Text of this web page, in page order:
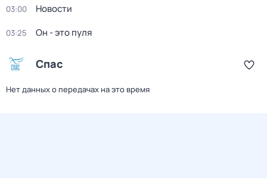
03:00 Новости
03:25 Он - это пуля
Спас
Нет данных о передачах на это время